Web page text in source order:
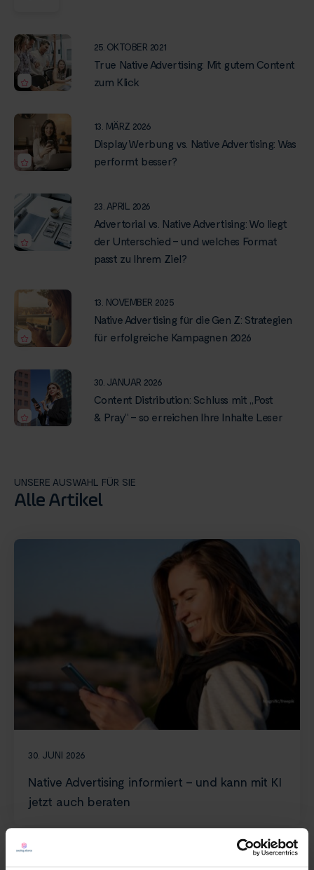
25. OKTOBER 2021
True Native Advertising: Mit gutem Content
zum Klick
13. MÄRZ 2026
Display Werbung vs. Native Advertising: Was
performt besser?
23. APRIL 2026
Advertorial vs. Native Advertising: Wo liegt
der Unterschied – und welches Format
passt zu Ihrem Ziel?
13. NOVEMBER 2025
Native Advertising für die Gen Z: Strategien
für erfolgreiche Kampagnen 2026
30. JANUAR 2026
Content Distribution: Schluss mit „Post
& Pray“ – so erreichen Ihre Inhalte Leser
UNSERE AUSWAHL FÜR SIE
Alle Artikel
30. JUNI 2026
Native Advertising informiert – und kann mit KI
jetzt auch beraten